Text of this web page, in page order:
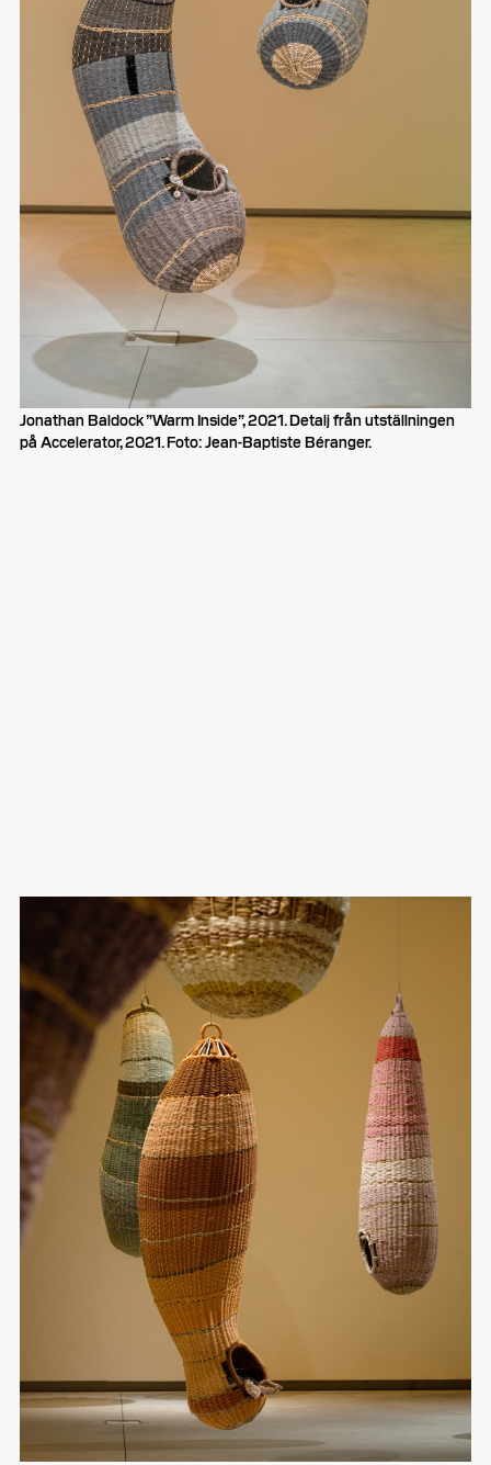
Jonathan Baldock ”Warm Inside”, 2021. Detalj från utställningen
på Accelerator, 2021. Foto: Jean-Baptiste Béranger.